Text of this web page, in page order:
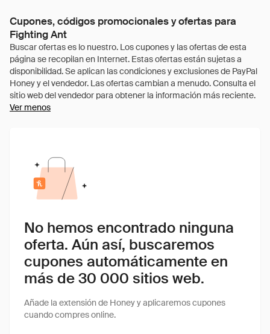
Cupones, códigos promocionales y ofertas para
Fighting Ant
Ver menos
No hemos encontrado ninguna
oferta. Aún así, buscaremos
cupones automáticamente en
más de 30 000 sitios web.
Añade la extensión de Honey y aplicaremos cupones
cuando compres online.